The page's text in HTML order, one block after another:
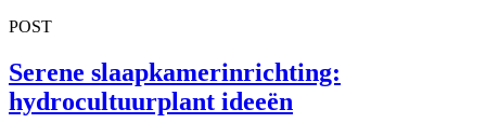
POST
Serene slaapkamerinrichting:
hydrocultuurplant ideeën